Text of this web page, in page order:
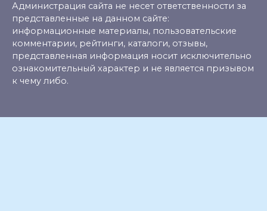
Администрация сайта не несет ответственности за
представленные на данном сайте:
информационные материалы, пользовательские
комментарии, рейтинги, каталоги, отзывы,
представленная информация носит исключительно
ознакомительный характер и не является призывом
к чему либо.